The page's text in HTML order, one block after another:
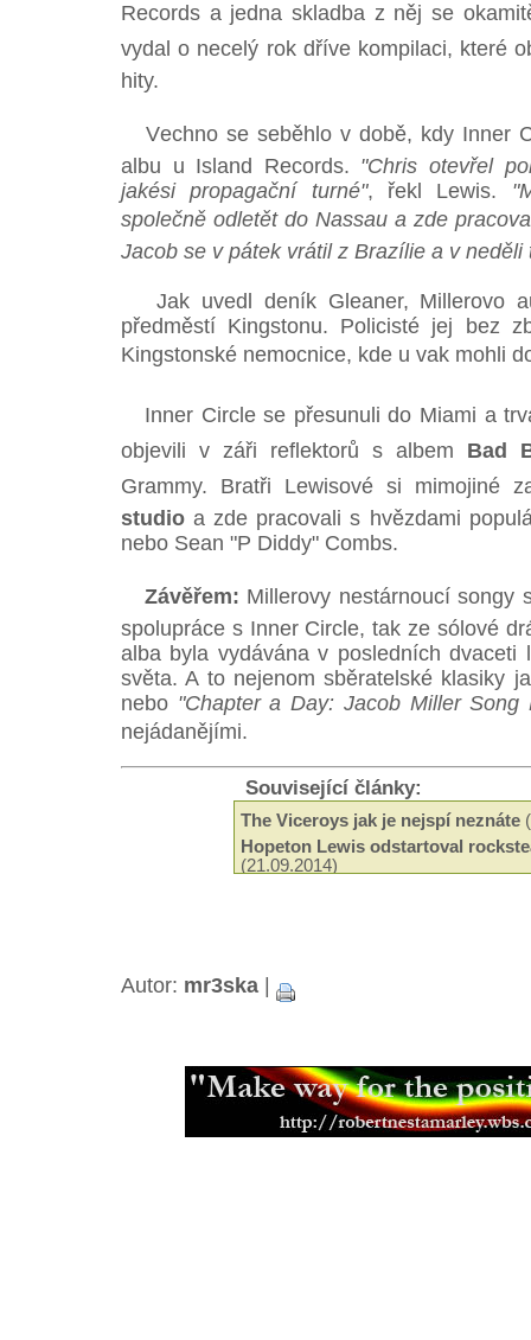
Records a jedna skladba z něj se
vydal o necelý rok dříve kompilaci, které
hity.
Vechno se seběhlo v době, kdy Inner
albu u Island Records. "Chris otevřel
jakési propagační turné", řekl Lewis.
společně odletět do Nassau a zde
Jacob se v pátek vrátil z Brazílie a v neděli
Jak uvedl deník Gleaner, Millerovo
předměstí Kingstonu. Policisté jej bez
Kingstonské nemocnice, kde u vak mohli
Inner Circle se přesunuli do Miami a
objevili v záři reflektorů s albem Bad
Grammy. Bratři Lewisové si mimojiné
studio a zde pracovali s hvězdami
nebo Sean "P Diddy" Combs.
Závěřem: Millerovy nestárnoucí songy
spolupráce s Inner Circle, tak ze sólové
alba byla vydávána v posledních dvaceti
světa. A to nejenom sběratelské klasiky
nebo "Chapter a Day: Jacob Miller Song
nejádanějími.
Související články:
The Viceroys jak je nejspí neznáte
Hopeton Lewis odstartoval
(21.09.2014)
Beshara - 18 let kariéry a ádné
Black Roots a jejich militantní
Mikey Ras Starr, přítel Petera
Jamajská kapela Pentateuch
Bunny Striker Lee je příera
Autor: mr3ska